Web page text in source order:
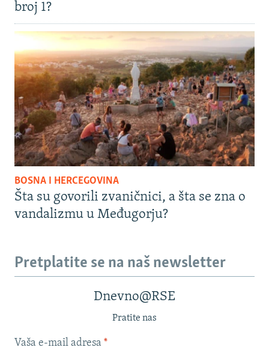
broj 1?
BOSNA I HERCEGOVINA
Šta su govorili zvaničnici, a šta se zna o
vandalizmu u Međugorju?
Pretplatite se na naš newsletter
Dnevno@RSE
Pratite nas
Vaša e-mail adresa *